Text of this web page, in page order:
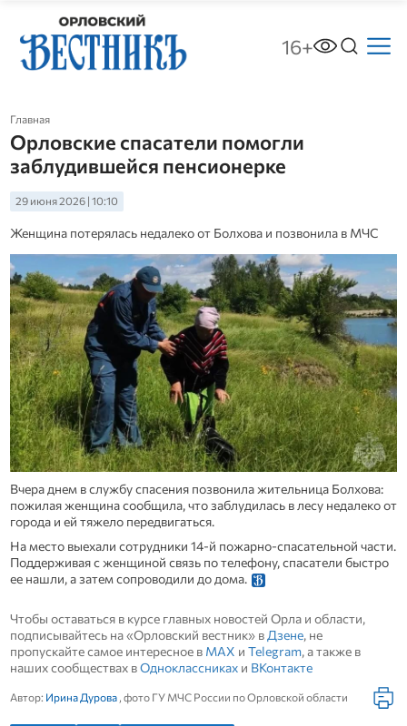
16+
Главная
Орловские спасатели помогли
заблудившейся пенсионерке
29 июня 2026 | 10:10
Женщина потерялась недалеко от Болхова и позвонила в МЧС
Вчера днем в службу спасения позвонила жительница Болхова:
пожилая женщина сообщила, что заблудилась в лесу недалеко от
города и ей тяжело передвигаться.
На место выехали сотрудники 14‑й пожарно‑спасательной части.
Поддерживая с женщиной связь по телефону, спасатели быстро
ее нашли, а затем сопроводили до дома.
Чтобы оставаться в курсе главных новостей Орла и области,
подписывайтесь на «Орловский вестник» в Дзене, не
пропускайте самое интересное в MAX и Telegram, а также в
наших сообществах вОдноклассникахи ВКонтакте
Автор: Ирина Дурова, фото ГУ МЧС России по Орловской области